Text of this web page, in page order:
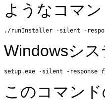
ようなコマ
./runInstaller -silent -
Windowsシ
setup.exe -silent -response
このコマン